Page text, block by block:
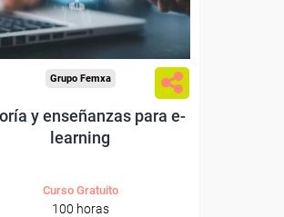
-Educación.
Grupo Femxa
y enseñanzas para e-
learning
Curso Gratuito
100 horas